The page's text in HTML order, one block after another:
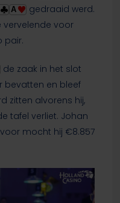
A
gedraaid werd.
vervelende voor
pair.
de zaak in het slot
bevatten en bleef
zitten alvorens hij,
tafel verliet. Johan
mocht hij €8.857